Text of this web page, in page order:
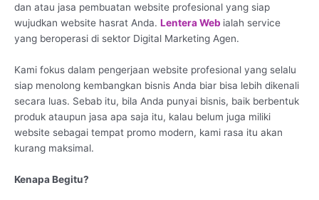
dan atau jasa pembuatan website profesional yang siap
wujudkan website hasrat Anda. Lentera Web ialah service
yang beroperasi di sektor Digital Marketing Agen.
Kami fokus dalam pengerjaan website profesional yang selalu
siap menolong kembangkan bisnis Anda biar bisa lebih dikenali
secara luas. Sebab itu, bila Anda punyai bisnis, baik berbentuk
produk ataupun jasa apa saja itu, kalau belum juga miliki
website sebagai tempat promo modern, kami rasa itu akan
kurang maksimal.
Kenapa Begitu?